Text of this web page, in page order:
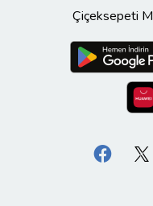
Çiçeksepeti